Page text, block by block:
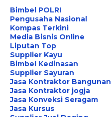
Bimbel POLRI
Pengusaha Nasional
Kompas Terkini
Media Bisnis Online
Liputan Top
Supplier Kayu
Bimbel Kedinasan
Supplier Sayuran
Jasa Kontraktor Bangunan
Jasa Kontraktor jogja
Jasa Konveksi Seragam
Jasa Kursus